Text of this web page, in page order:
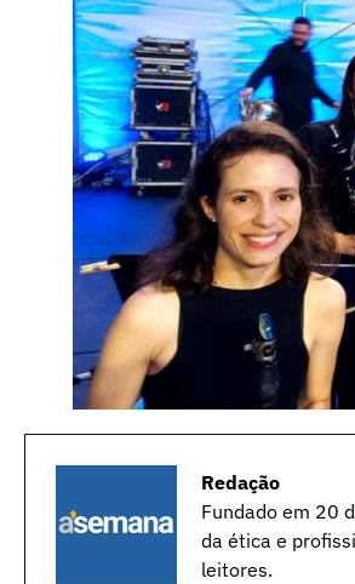
Redação
Fundado em 20
da ética e
leitores.